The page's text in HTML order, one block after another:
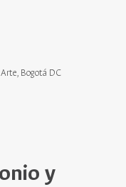
Bogotá DC
y